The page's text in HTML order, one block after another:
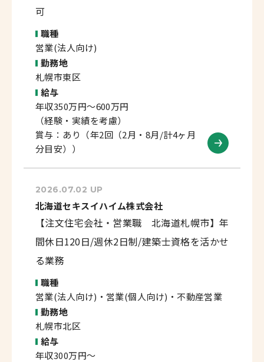
可
職種
営業(法人向け)
勤務地
札幌市東区
給与
年収350万円～600万円
（経験・実績を考慮）
賞与：あり（年2回（2月・8月/計4ヶ月
分目安））
2026.07.02 UP
北海道セキスイハイム株式会社
【注文住宅会社・営業職 北海道札幌市】年
間休日120日/週休2日制/建築士資格を活かせ
る業務
職種
営業(法人向け)・営業(個人向け)・不動産営業
勤務地
札幌市北区
給与
年収300万円～